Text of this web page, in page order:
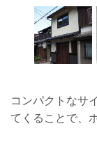
コンパクトなサ
てくることで、